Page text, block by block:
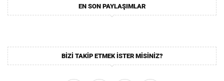
EN SON PAYLAŞIMLAR
BIZI TAKIP ETMEK ISTER MISINIZ?